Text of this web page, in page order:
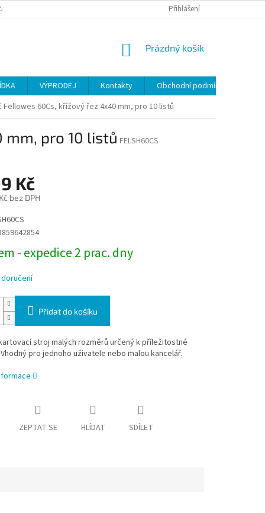
OSOBNÍCH ÚDAJŮ Přihlášení
NÁKUPNÍ
Prázdný košík
VÝPRODEJ Kontakty
Obchodní podmínky
Fellowes 60Cs, křížový řez 4x40 mm, pro 10 listů
mm, pro 10 listů FELSH60CS
Kč
bez DPH
- expedice 2 prac. dny
Přidat do košíku
stroj malých rozměrů určený k příležitostné
pro jednoho uživatele nebo malou kancelář.
ZEPTAT SE HLÍDAT SDÍLET